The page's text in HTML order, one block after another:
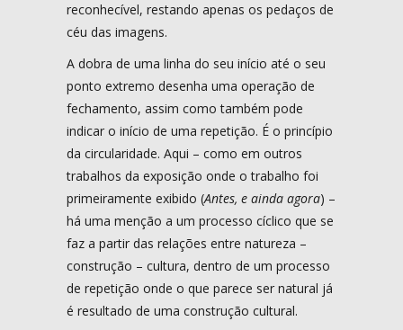
reconhecível, restando apenas os pedaços de
céu das imagens.
A dobra de uma linha do seu início até o seu
ponto extremo desenha uma operação de
fechamento, assim como também pode
indicar o início de uma repetição. É o princípio
da circularidade. Aqui – como em outros
trabalhos da exposição onde o trabalho foi
primeiramente exibido (Antes, e ainda agora) –
há uma menção a um processo cíclico que se
faz a partir das relações entre natureza –
construção – cultura, dentro de um processo
de repetição onde o que parece ser natural já
é resultado de uma construção cultural.